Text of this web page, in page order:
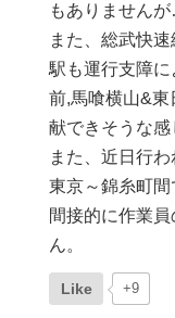
もありませんが
また、総武快
駅も運行支障
前,馬喰横山&
献できそうな感
また、近日行
東京～錦糸町間
間接的に作業
ん。
Like +9